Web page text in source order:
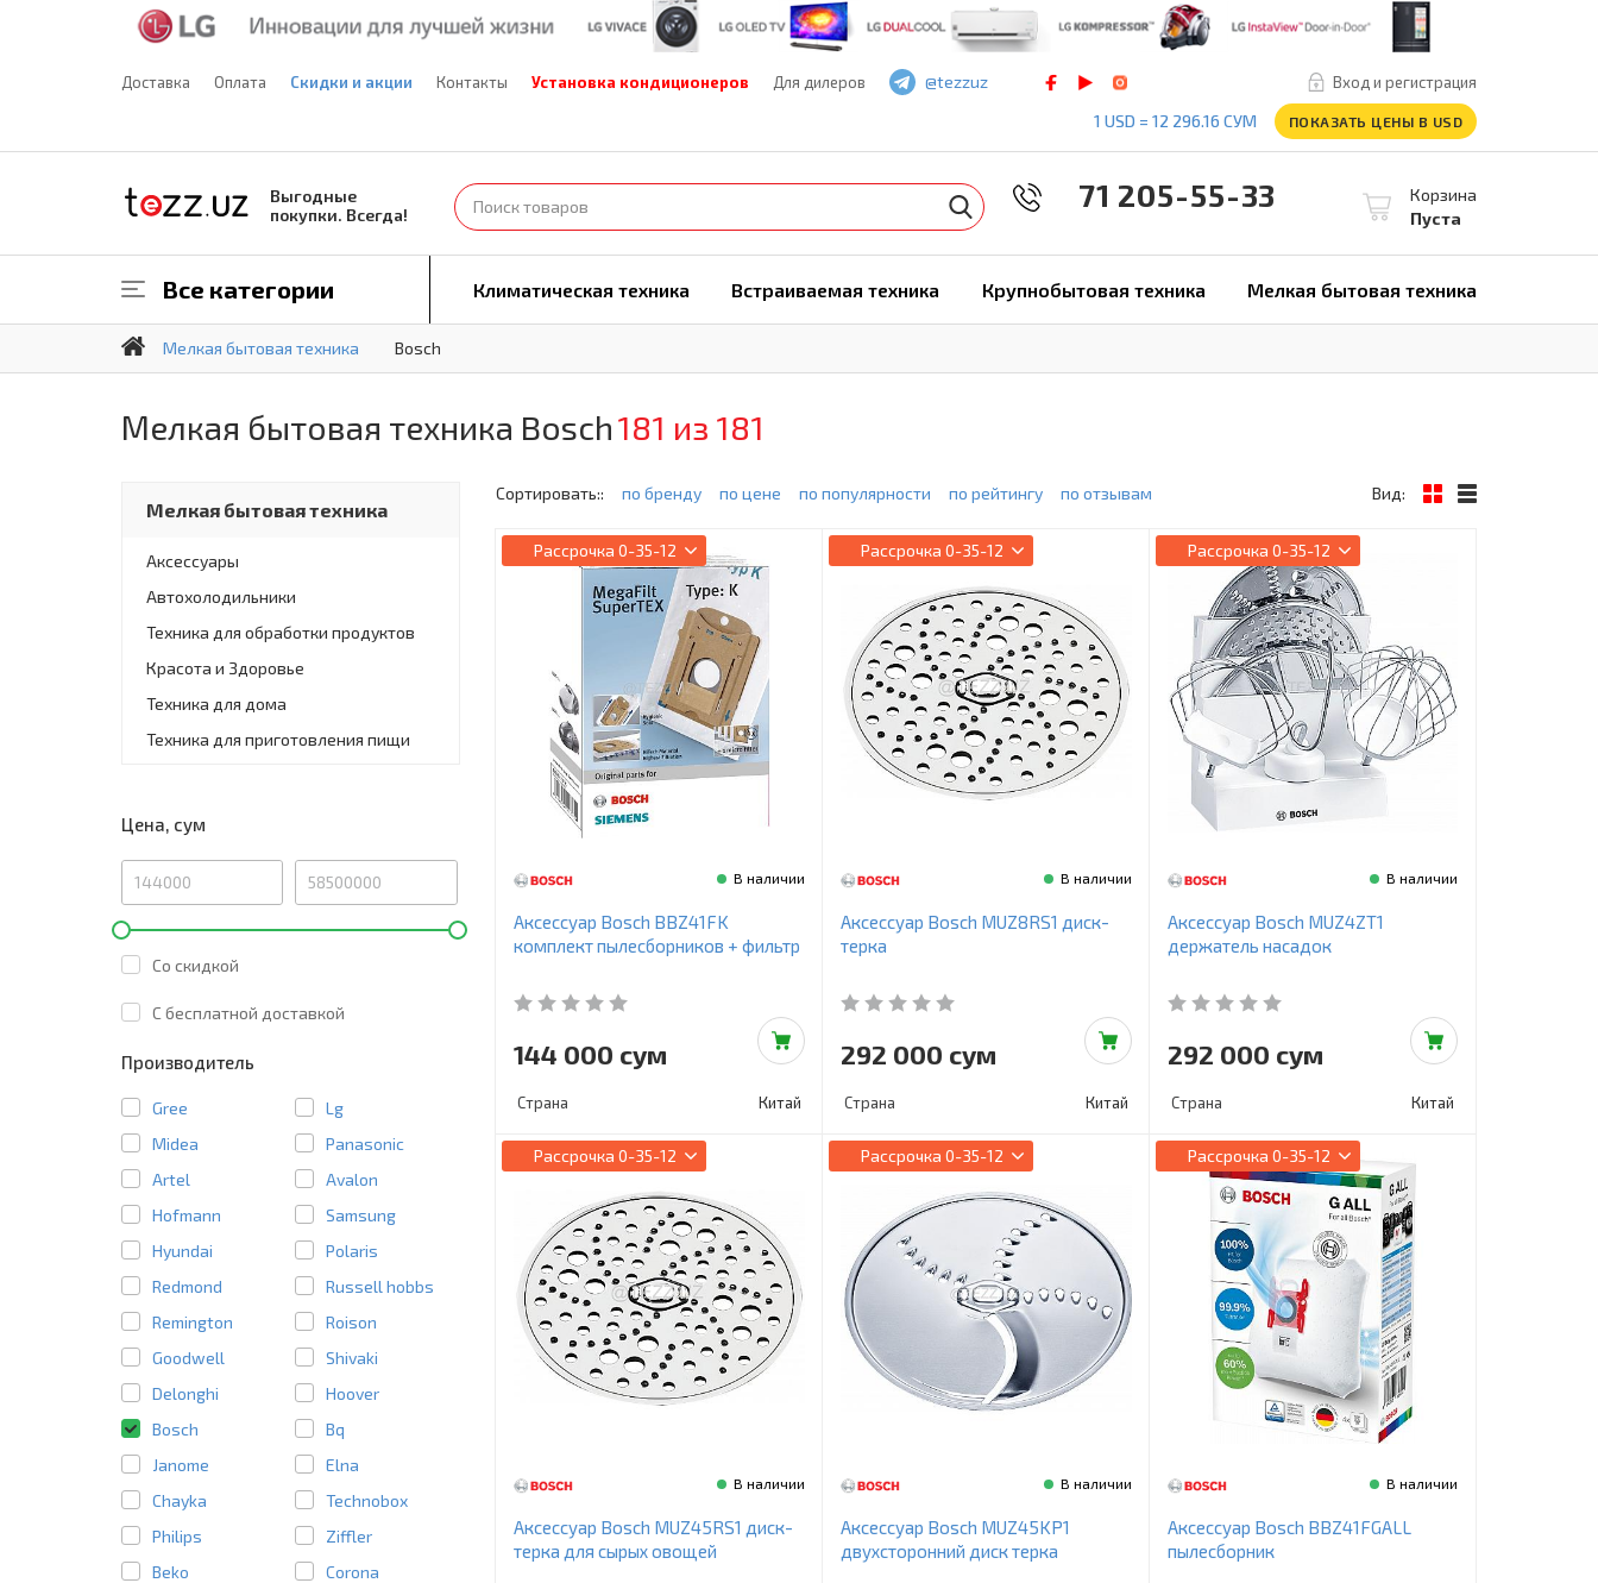
Доставка Оплата Скидки и акции Контакты Установка кондиционеров Для дилеров Вход и регистрация
@tezzuz
1 USD = 12 296.16 СУМ
ПОКАЗАТЬ ЦЕНЫ В USD
Выгодные
покупки. Всегда!
Корзина
Пуста
71 205-55-33
Все категории Климатическая техника Встраиваемая техника Крупнобытовая техника Мелкая бытовая техника
Мелкая бытовая техника Bosch
Мелкая бытовая техника Bosch181 из 181
Мелкая бытовая техника
Аксессуары
Автохолодильники
Техника для обработки продуктов
Красота и Здоровье
Техника для дома
Техника для приготовления пищи
Цена, сум
Со скидкой
C бесплатной доставкой
Производитель
Gree
Lg
Midea
Panasonic
Artel
Avalon
Hofmann
Samsung
Hyundai
Polaris
Redmond
Russell hobbs
Remington
Roison
Goodwell
Shivaki
Delonghi
Hoover
Bosch
Bq
Janome
Elna
Chayka
Technobox
Philips
Ziffler
Beko
Corona
Сортировать:: по бренду по цене по популярности по рейтингу по отзывам Вид:
Рассрочка 0-35-12
В наличии
Аксессуар Bosch BBZ41FK
комплект пылесборников + фильтр
144 000 сум
Страна Китай
Рассрочка 0-35-12
В наличии
Аксессуар Bosch MUZ8RS1 диск-
терка
292 000 сум
Страна Китай
Рассрочка 0-35-12
В наличии
Аксессуар Bosch MUZ4ZT1
держатель насадок
292 000 сум
Страна Китай
Рассрочка 0-35-12
В наличии
Аксессуар Bosch MUZ45RS1 диск-
терка для сырых овощей
Рассрочка 0-35-12
В наличии
Аксессуар Bosch MUZ45KP1
двухсторонний диск терка
Рассрочка 0-35-12
В наличии
Аксессуар Bosch BBZ41FGALL
пылесборник